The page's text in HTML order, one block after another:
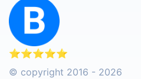
⭐⭐⭐⭐⭐
© copyright 2016 - 2026